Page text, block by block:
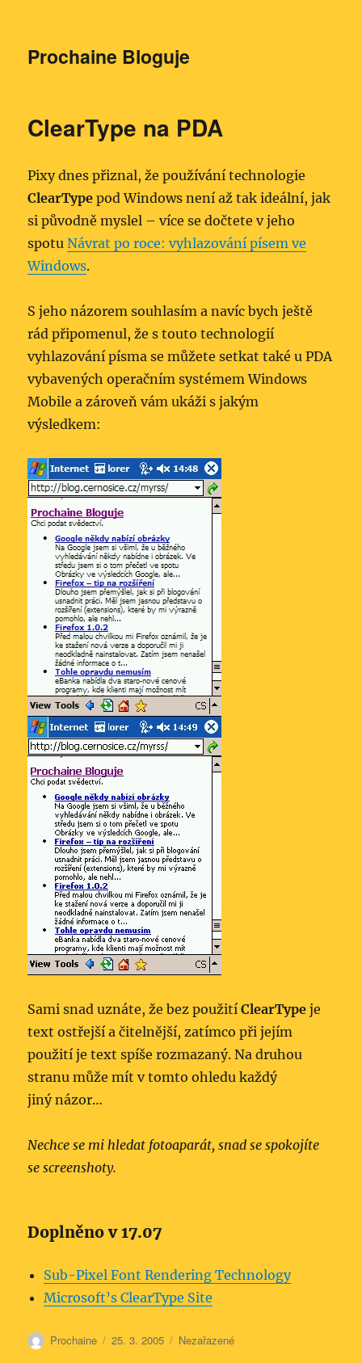
Prochaine Bloguje
ClearType na PDA
Pixy dnes přiznal, že používání technologie
ClearType pod Windows není až tak ideální, jak
si původně myslel – více se dočtete v jeho
spotuNávrat po roce: vyhlazování písem ve
Windows.
S jeho názorem souhlasím a navíc bych ještě
rád připomenul, že s touto technologií
vyhlazování písma se můžete setkat také u PDA
vybavených operačním systémem Windows
Mobile a zároveň vám ukáži s jakým
výsledkem:
Sami snad uznáte, že bez použitíClearType je
text ostřejší a čitelnější, zatímco při jejím
použití je text spíše rozmazaný. Na druhou
stranu může mít v tomto ohledu každý
jiný názor…
Nechce se mi hledat fotoaparát, snad se spokojíte
se screenshoty.
Doplněno v 17.07
Sub-Pixel Font Rendering Technology
Microsoft’s Cle­arType Site
Autor:
Prochaine Publikováno:
25. 3. 2005 Rubriky:
Nezařazené